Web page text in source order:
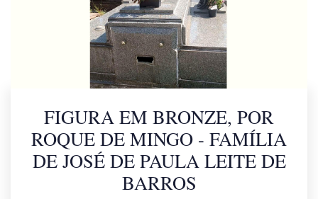
FIGURA EM BRONZE, POR
ROQUE DE MINGO - FAMÍLIA
DE JOSÉ DE PAULA LEITE DE
BARROS